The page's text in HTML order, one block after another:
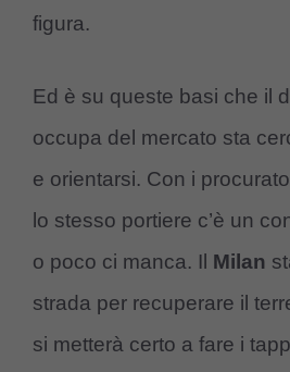
figura.
Ed è su queste basi che il
occupa del mercato sta
e orientarsi. Con i
lo stesso portiere c’è un
o poco ci manca. Il Milan
strada per recuperare il
si metterà certo a fare i